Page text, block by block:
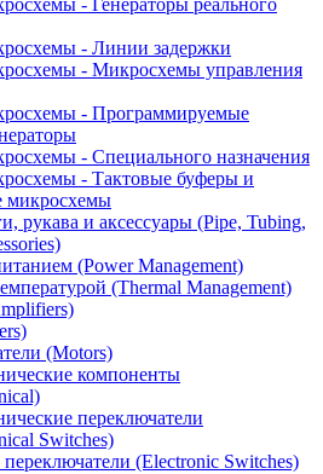
- Генераторы реального
- Линии задержки
- Микросхемы управления
- Программируемые
- Специального назначения
- Тактовые буферы и
микросхемы
рукава и аксессуары (Pipe, Tubing,
(Power Management)
(Thermal Management)
(Motors)
компоненты
переключатели
Switches)
(Electronic Switches)